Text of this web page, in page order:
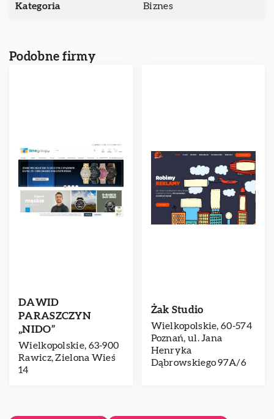
Kategoria Biznes
Podobne firmy
DAWID
PARASZCZYN
„NIDO”
Wielkopolskie, 63-900
Rawicz, Zielona Wieś
14
Żak Studio
Wielkopolskie, 60-574
Poznań, ul. Jana
Henryka
Dąbrowskiego 97A/6